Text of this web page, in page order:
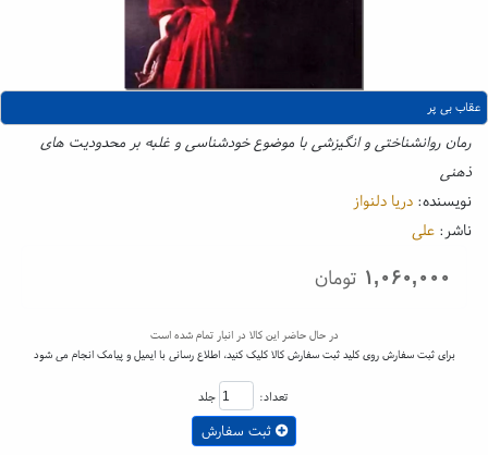
عقاب بی پر
رمان روانشناختی و انگیزشی با موضوع خودشناسی و غلبه بر محدودیت های
ذهنی
نویسنده: دریا دلنواز
ناشر: علی
۱,۰۶۰,۰۰۰ تومان
در حال حاضر این کالا در انبار تمام شده است
برای ثبت سفارش روی کلید ثبت سفارش کالا کلیک کنید، اطلاع رسانی با ایمیل و پیامک انجام می شود
تعداد: جلد
ثبت سفارش